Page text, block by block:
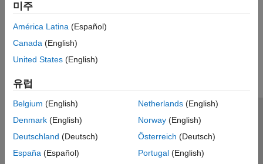
미주
América Latina (Español)
Canada (English)
United States (English)
유럽
Belgium (English)
Denmark (English)
Deutschland (Deutsch)
España (Español)
Netherlands(English)
Norway(English)
Österreich (Deutsch)
Portugal(English)
신뢰 센터 등록 상표 개인정보 취급방침
불법 복제 방지
애플리케이션 상태
© 1994-2026 The MathWorks, Inc.